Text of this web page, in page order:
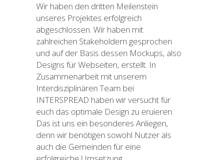
Wir haben den dritten Meilenstein
unseres Projektes erfolgreich
abgeschlossen. Wir haben mit
zahlreichen Stakeholdern gesprochen
und auf der Basis dessen Mockups, also
Designs für Webseiten, erstellt. In
Zusammenarbeit mit unserem
Interdisziplinären Team bei
INTERSPREAD haben wir versucht für
euch das optimale Design zu eruieren.
Das ist uns ein besonderes Anliegen,
denn wir benötigen sowohl Nutzer als
auch die Gemeinden für eine